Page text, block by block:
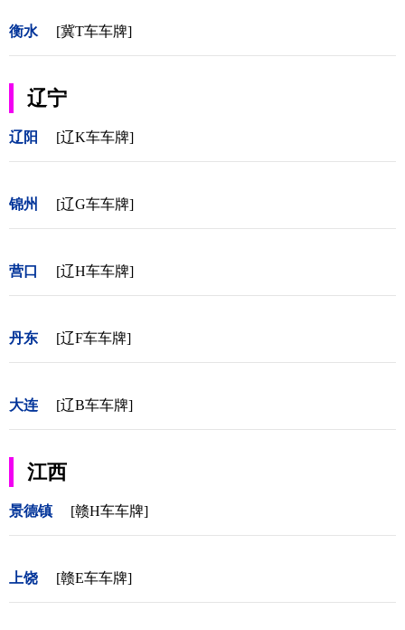
衡水 [冀T车车牌]
辽宁
辽阳 [辽K车车牌]
锦州 [辽G车车牌]
营口 [辽H车车牌]
丹东 [辽F车车牌]
大连 [辽B车车牌]
江西
景德镇 [赣H车车牌]
上饶 [赣E车车牌]